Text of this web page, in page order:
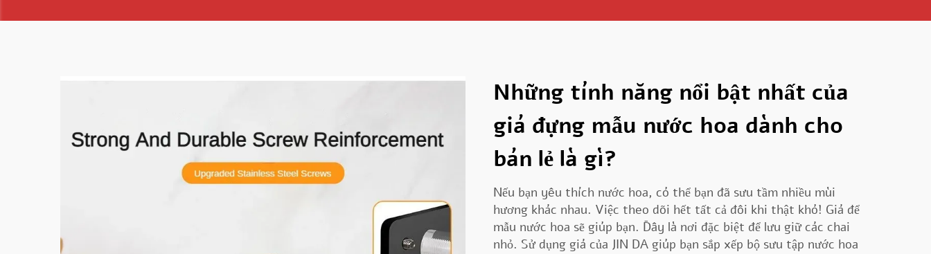
Những tính năng nổi bật nhất của
giá đựng mẫu nước hoa dành cho
bán lẻ là gì?
Nếu bạn yêu thích nước hoa, có thể bạn đã sưu tầm nhiều mùi
hương khác nhau. Việc theo dõi hết tất cả đôi khi thật khó! Giá để
mẫu nước hoa sẽ giúp bạn. Đây là nơi đặc biệt để lưu giữ các chai
nhỏ. Sử dụng giá của JIN DA giúp bạn sắp xếp bộ sưu tập nước hoa